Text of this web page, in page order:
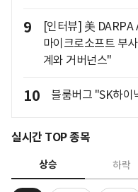
9
[인터뷰] 美 DARPA
마이크로소프트 부
계와 거버넌스"
10 블룸버그 "SK하이
실시간 TOP 종목
상승 하락